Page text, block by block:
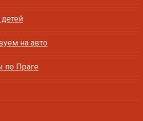
на авто
по Праге